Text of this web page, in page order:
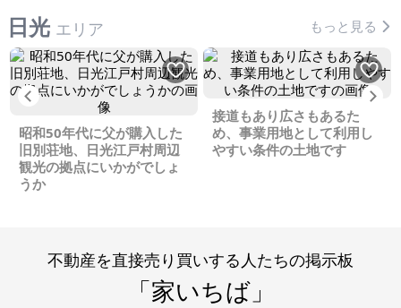
日光 エリア もっと見る
Previous
昭和50年代に父が購入した
旧別荘地、日光江戸村周辺
観光の拠点にいかがでしょ
うか
接道もあり広さもあるた
め、事業用地として利用し
やすい条件の土地です
不動産を直接売り買いする人たちの掲示板
「家いちば」